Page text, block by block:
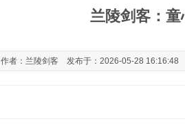
兰陵剑客：童
作者：兰陵剑客 发布于：2026-05-28 16:16:48